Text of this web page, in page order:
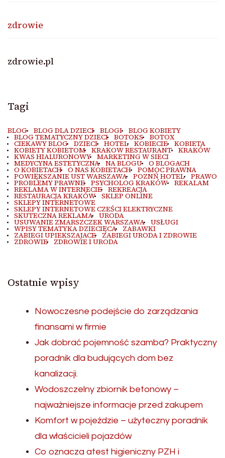
zdrowie
zdrowie.pl
Tagi
BLOG BLOG DLA DZIECI BLOGI BLOG KOBIETY
BLOG TEMATYCZNY DZIECI BOTOKS BOTOX
CIEKAWY BLOG DZIECI HOTEL KOBIECIE KOBIETA
KOBIETY KOBIETOM KRAKOW RESTAURANT KRAKÓW
KWAS HIALURONOWY MARKETING W SIECI
MEDYCYNA ESTETYCZNA NA BLOGU O BLOGACH
O KOBIETACH O NAS KOBIETACH POMOC PRAWNA
POWIĘKSZANIE UST WARSZAWA POZNŃ HOTEL PRAWO
PROBLEMY PRAWNE PSYCHOLOG KRAKÓW REKALAM
REKLAMA W INTERNECIE REKREACJA
RESTAURACJA KRAKÓW SKLEP ONLINE
SKLEPY INTERNETOWE
SKLEPY INTERNETOWE CZEŚCI ELEKTRYCZNE
SKUTECZNA REKLAMA URODA
USUWANIE ZMARSZCZEK WARSZAWA USŁUGI
WPISY TEMATYKA DZIECIĘCA ZABAWKI
ZABIEGI UPIEKSZAJACE ZABIEGI URODA I ZDROWIE
ZDROWIE ZDROWIE I URODA
Ostatnie wpisy
Nowoczesne podejście do zarządzania
finansami w firmie
Jak dobrać pojemność szamba? Praktyczny
poradnik dla budujących dom bez
kanalizacji.
Wodoszczelny zbiornik betonowy –
najważniejsze informacje przed zakupem
Komfort w pojeździe – użyteczny poradnik
dla właścicieli pojazdów
Co oznacza atest higieniczny PZH i